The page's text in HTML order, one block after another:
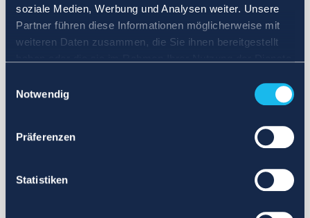
soziale Medien, Werbung und Analysen weiter. Unsere
Partner führen diese Informationen möglicherweise mit
weiteren Daten zusammen, die Sie ihnen bereitgestellt
Notwendig
Präferenzen
Statistiken